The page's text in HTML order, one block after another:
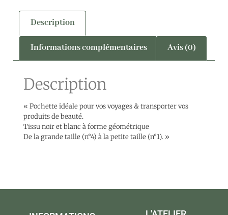
Description
Informations complémentaires Avis (0)
Description
« Pochette idéale pour vos voyages & transporter vos
produits de beauté.
Tissu noir et blanc à forme géométrique
De la grande taille (n°4) à la petite taille (n°1). »